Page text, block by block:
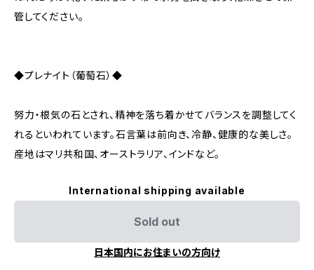
管してください。
◆プレナイト（葡萄石）◆
努力・根気の石とされ、精神を落ち着かせてバランスを調整してく
れるといわれています。石言葉は前向き、冷静、健康的な美しさ。
産地はマリ共和国、オーストラリア、インドなど。
International shipping available
Sold out
日本国内にお住まいの方向け